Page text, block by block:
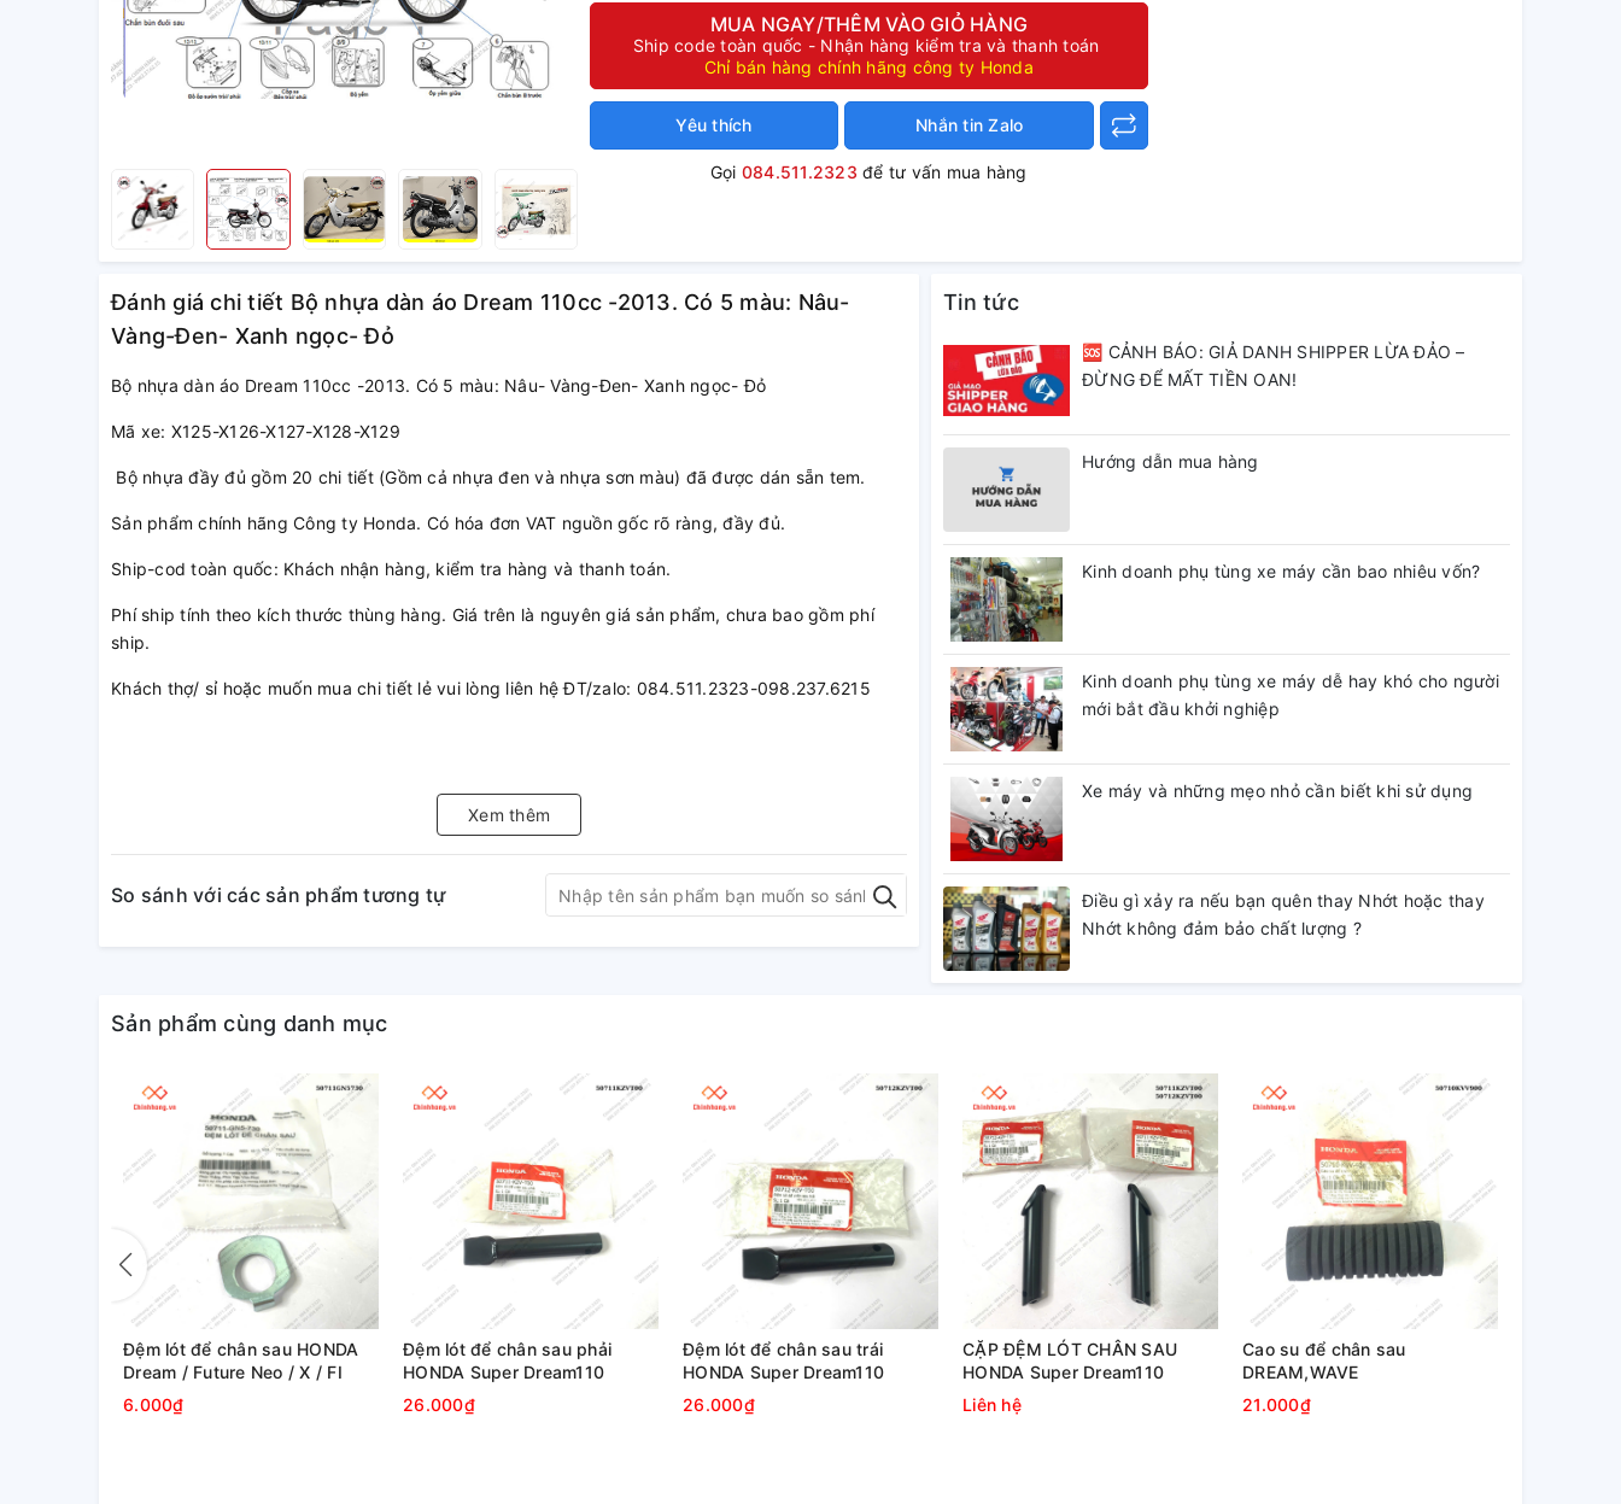
MUA NGAY/THÊM VÀO GIỎ HÀNG
Ship code toàn quốc - Nhận hàng kiểm tra và thanh toán
Chỉ bán hàng chính hãng công ty Honda
Yêu thích Nhắn tin Zalo
Gọi 084.511.2323 để tư vấn mua hàng
Đánh giá chi tiết Bộ nhựa dàn áo Dream 110cc -2013. Có 5 màu: Nâu-
Vàng-Đen- Xanh ngọc- Đỏ
Bộ nhựa dàn áo Dream 110cc -2013. Có 5 màu: Nâu- Vàng-Đen- Xanh ngọc- Đỏ
Mã xe: X125-X126-X127-X128-X129
Bộ nhựa đầy đủ gồm 20 chi tiết (Gồm cả nhựa đen và nhựa sơn màu) đã được dán sẵn tem.
Sản phẩm chính hãng Công ty Honda. Có hóa đơn VAT nguồn gốc rõ ràng, đầy đủ.
Ship-cod toàn quốc: Khách nhận hàng, kiểm tra hàng và thanh toán.
Phí ship tính theo kích thước thùng hàng. Giá trên là nguyên giá sản phẩm, chưa bao gồm phí
ship.
Khách thợ/ sỉ hoặc muốn mua chi tiết lẻ vui lòng liên hệ ĐT/zalo: 084.511.2323-098.237.6215
Xem thêm
So sánh với các sản phẩm tương tự
Tin tức
🆘 CẢNH BÁO: GIẢ DANH SHIPPER LỪA ĐẢO –
ĐỪNG ĐỂ MẤT TIỀN OAN!
Hướng dẫn mua hàng
Kinh doanh phụ tùng xe máy cần bao nhiêu vốn?
Kinh doanh phụ tùng xe máy dễ hay khó cho người
mới bắt đầu khởi nghiệp
Xe máy và những mẹo nhỏ cần biết khi sử dụng
Điều gì xảy ra nếu bạn quên thay Nhớt hoặc thay
Nhớt không đảm bảo chất lượng ?
Sản phẩm cùng danh mục
Đệm lót để chân sau HONDA
Dream / Future Neo / X / FI
6.000₫
Đệm lót để chân sau phải
HONDA Super Dream110
26.000₫
Đệm lót để chân sau trái
HONDA Super Dream110
26.000₫
CẶP ĐỆM LÓT CHÂN SAU
HONDA Super Dream110
Liên hệ
Cao su để chân sau
DREAM,WAVE
21.000₫